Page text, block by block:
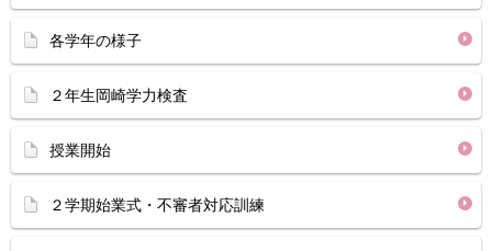
各学年の様子
２年生岡崎学力検査
授業開始
２学期始業式・不審者対応訓練